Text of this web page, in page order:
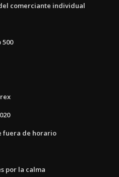
comerciante individual
fuera de horario
por la calma